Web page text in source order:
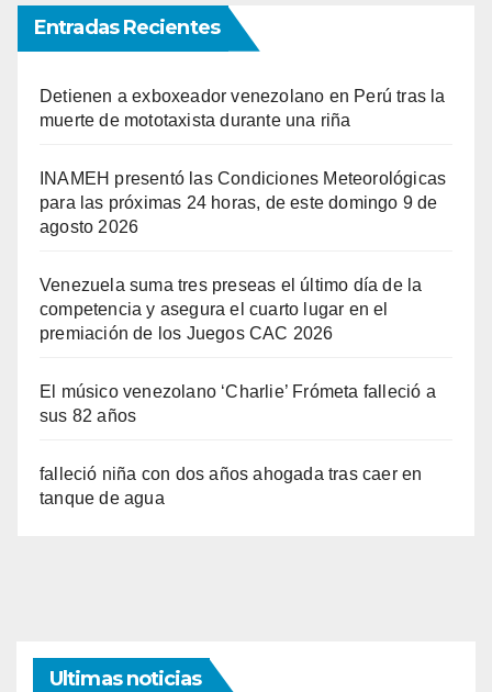
Entradas Recientes
Detienen a exboxeador venezolano en Perú tras la
muerte de mototaxista durante una riña
INAMEH presentó las Condiciones Meteorológicas
para las próximas 24 horas, de este domingo 9 de
agosto 2026
Venezuela suma tres preseas el último día de la
competencia y asegura el cuarto lugar en el
premiación de los Juegos CAC 2026
El músico venezolano ‘Charlie’ Frómeta falleció a
sus 82 años
falleció niña con dos años ahogada tras caer en
tanque de agua
Ultimas noticias